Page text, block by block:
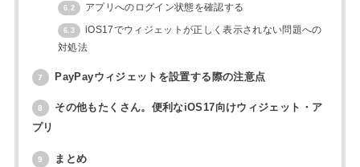
6.2 アプリへのログイン状態を確認する
6.3
iOS17でウィジェットが正しく表示されない問題への
対処法
7 PayPayウィジェットを設置する際の注意点
8
その他もたくさん。便利なiOS17向けウィジェット・ア
プリ
9 まとめ